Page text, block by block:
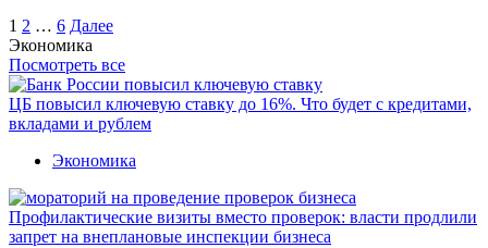
Пагинация
записей
1 2 … 6 Далее
Экономика
Посмотреть все
ЦБ повысил ключевую ставку до 16%. Что будет с кредитами,
вкладами и рублем
Экономика
Профилактические визиты вместо проверок: власти продлили
запрет на внеплановые инспекции бизнеса